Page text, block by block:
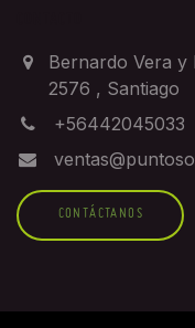
Bernardo Vera y
2576 , Santiago
+56442045033
CONTÁCTANOS